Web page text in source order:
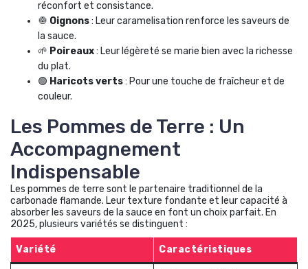
réconfort et consistance.
🧅 Oignons: Leur caramelisation renforce les saveurs de
la sauce.
🌱 Poireaux: Leur légèreté se marie bien avec la richesse
du plat.
🟢 Haricots verts: Pour une touche de fraîcheur et de
couleur.
Les Pommes de Terre : Un
Accompagnement
Indispensable
Les pommes de terre sont le partenaire traditionnel de la
carbonade flamande. Leur texture fondante et leur capacité à
absorber les saveurs de la sauce en font un choix parfait. En
2025, plusieurs variétés se distinguent :
Variété Caractéristiques